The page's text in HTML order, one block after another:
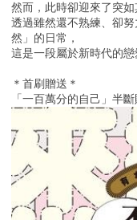
然而，此時卻迎來了突
透過雖然還不熟練、卻
然」的日常，
這是一段屬於新時代的戀
＊首刷贈送＊
「一百萬分的自己」半